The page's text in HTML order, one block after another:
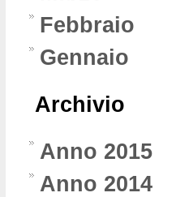
Febbraio
Gennaio
Archivio
Anno 2015
Anno 2014